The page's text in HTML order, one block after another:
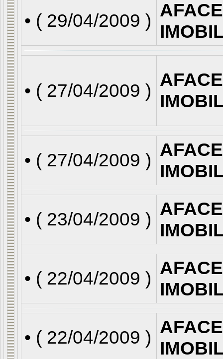
• ( 29/04/2009 )
• ( 27/04/2009 )
• ( 27/04/2009 )
• ( 23/04/2009 )
• ( 22/04/2009 )
• ( 22/04/2009 )